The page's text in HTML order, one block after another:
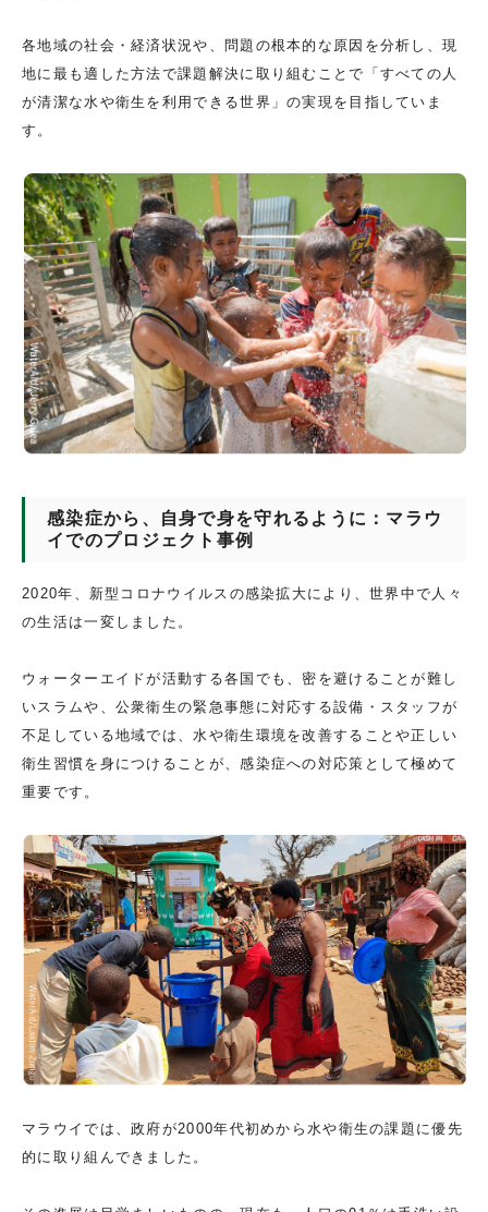
各地域の社会・経済状況や、問題の根本的な原因を分析し、現
地に最も適した方法で課題解決に取り組むことで「すべての人
が清潔な水や衛生を利用できる世界」の実現を目指していま
す。
感染症から、自身で身を守れるように：マラウ
イでのプロジェクト事例
2020年、新型コロナウイルスの感染拡大により、世界中で人々
の生活は一変しました。
ウォーターエイドが活動する各国でも、密を避けることが難し
いスラムや、公衆衛生の緊急事態に対応する設備・スタッフが
不足している地域では、水や衛生環境を改善することや正しい
衛生習慣を身につけることが、感染症への対応策として極めて
重要です。
マラウイでは、政府が2000年代初めから水や衛生の課題に優先
的に取り組んできました。